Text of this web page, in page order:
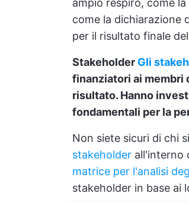
ampio respiro, come
come la dichiarazione
per il risultato finale
Stakeholder Gli
finanziatori ai membri
risultato. Hanno
fondamentali per la
Non siete sicuri di chi
stakeholder all'interno
matrice per l'analisi
stakeholder in base ai